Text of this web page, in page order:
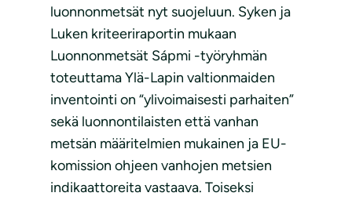
luonnonmetsät nyt suojeluun. Syken ja
Luken kriteeriraportin mukaan
Luonnonmetsät Sápmi -työryhmän
toteuttama Ylä-Lapin valtionmaiden
inventointi on “ylivoimaisesti parhaiten”
sekä luonnontilaisten että vanhan
metsän määritelmien mukainen ja EU-
komission ohjeen vanhojen metsien
indikaattoreita vastaava. Toiseksi